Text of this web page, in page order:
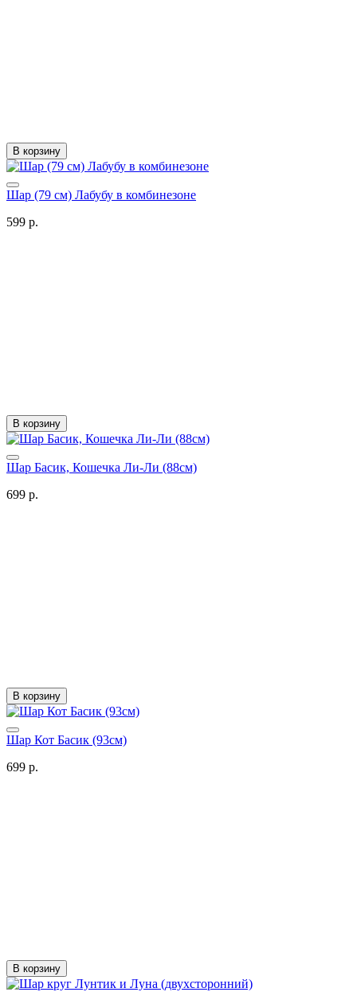
В корзину
Шар (79 см) Лабубу в комбинезоне
599 р.
В корзину
Шар Басик, Кошечка Ли-Ли (88см)
699 р.
В корзину
Шар Кот Басик (93см)
699 р.
В корзину